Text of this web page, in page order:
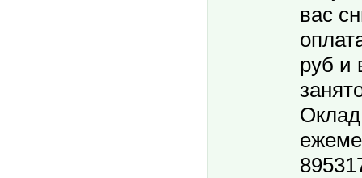
вас
руб и